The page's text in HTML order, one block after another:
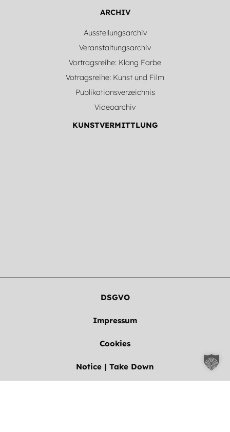
ARCHIV
Ausstellungsarchiv
Veranstaltungsarchiv
Vortragsreihe: Klang Farbe
Votragsreihe: Kunst und Film
Publikationsverzeichnis
Videoarchiv
KUNSTVERMITTLUNG
DSGVO
Impressum
Cookies
Notice | Take Down